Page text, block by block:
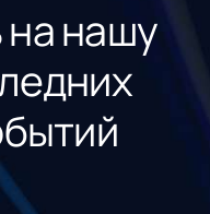
нашу